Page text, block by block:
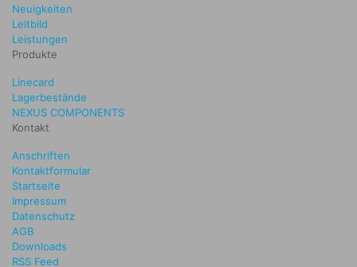
Neuigkeiten
Leitbild
Leistungen
Produkte
Linecard
Lagerbestände
NEXUS COMPONENTS
Kontakt
Anschriften
Kontaktformular
Startseite
Impressum
Datenschutz
AGB
Downloads
RSS Feed